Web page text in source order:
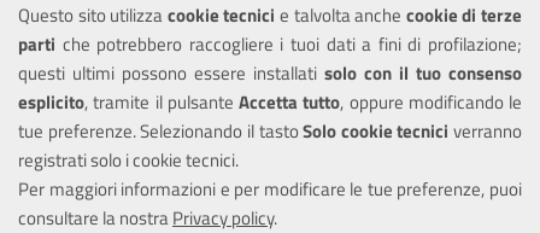
Questo sito utilizzacookie tecnicie talvolta anche cookie di terze
parti che potrebbero raccogliere i tuoi dati a fini di profilazione;
questi ultimi possono essere installati solo con il tuo consenso
esplicito, tramite il pulsante Accetta tutto, oppure modificando le
tue preferenze. Selezionando il tastoSolo cookie tecnici verranno
registrati solo i cookie tecnici.
Per maggiori informazioni e per modificare le tue preferenze, puoi
consultare la nostraPrivacy policy.
Amministrazione trasparente
Informativa privacy
Note legali
Piano di miglioramento del sito
Dichiarazione di accessibilità